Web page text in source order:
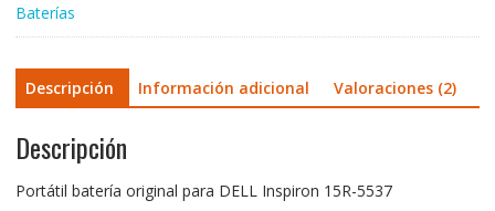
Baterías
Descripción Información adicional Valoraciones (2)
Descripción
Portátil batería original para DELL Inspiron 15R-5537